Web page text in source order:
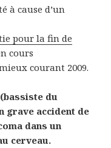
à cause d’un
pour la fin de
cours
courant 2009.
(bassiste du
grave accident de
dans un
cerveau.